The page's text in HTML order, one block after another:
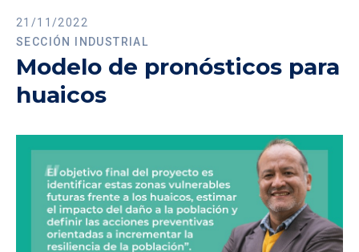
21/11/2022
SECCIÓN INDUSTRIAL
Modelo de pronósticos para
huaicos